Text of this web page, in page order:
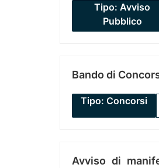
Tipo: Avviso
Pubblico
Bando di
Tipo: Concorsi
Avviso di